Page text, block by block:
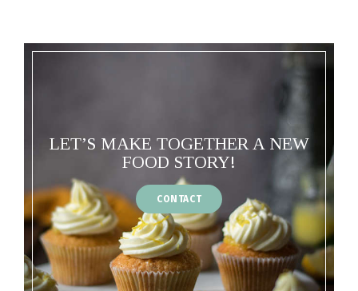
LET’S MAKE TOGETHER A NEW
FOOD STORY!
CONTACT